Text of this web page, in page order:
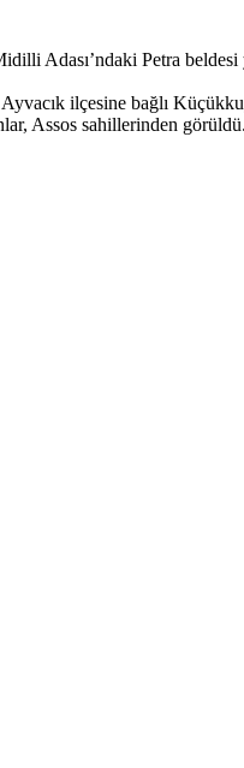
Adası’ndaki Petra
ilçesine bağlı
Assos sahillerinden görüldü.